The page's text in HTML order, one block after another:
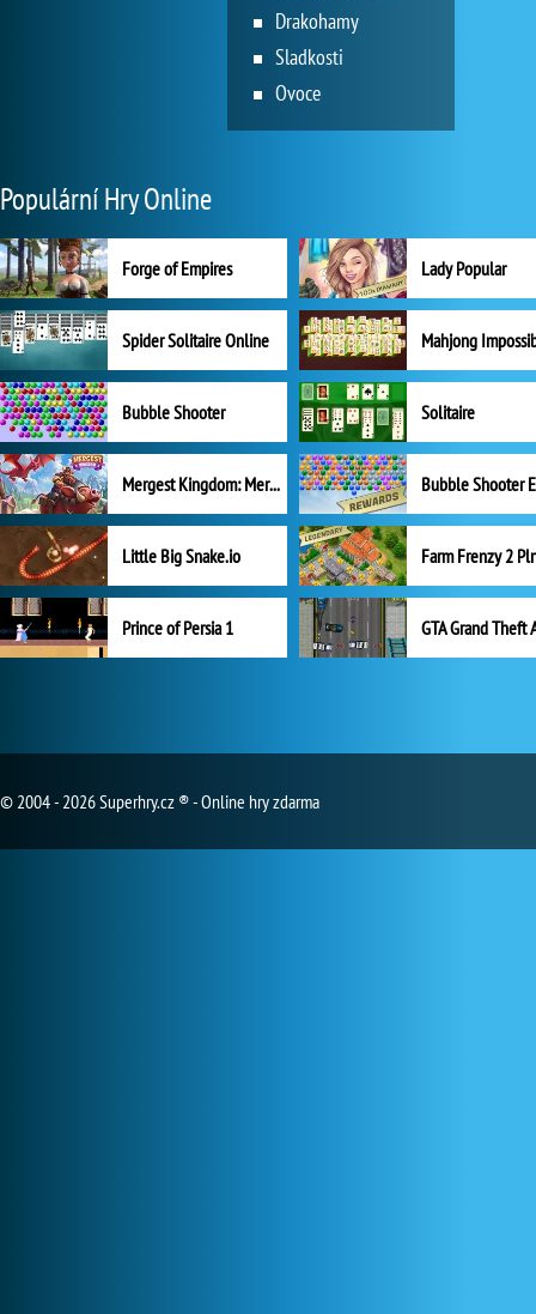
Drakohamy
Sladkosti
Ovoce
Populární Hry Online
Forge of Empires Lady Popular
Spider Solitaire Online Mahjong
Bubble Shooter Solitaire
Mergest Kingdom: Merge Puzzle
Little Big Snake.io
Prince of Persia 1 GTA Grand Theft
© 2004 - 2026 Superhry.cz ® - Online hry zdarma